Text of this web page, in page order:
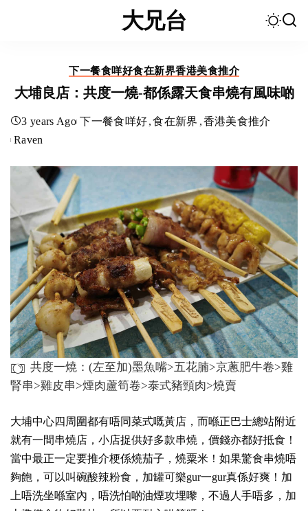
大兄台
下一餐食咩好食在新界香港美食推介
大埔良店：共度一燒-都係露天食串燒有風味啲
3 years Ago 下一餐食咩好 食在新界 香港美食推介
by
Raven
共度一燒：(左至加)墨魚嘴>五花腩>京蔥肥牛卷>雞
腎串>雞皮串>煙肉蘆筍卷>泰式豬頸肉>燒賣
大埔中心四周圍都有唔同菜式嘅黃店，而喺正巴士總站附近
就有一間串燒店，小店捉供好多款串燒，價錢亦都好抵食！
當中最正一定要推介梗係燒茄子，燒粟米！如果驚食串燒唔
夠飽，可以叫碗酸辣粉食，加罐可樂gur一gur真係好爽！加
上唔洗坐喺室內，唔洗怕啲油煙攻埋嚟，不過人手唔多，加